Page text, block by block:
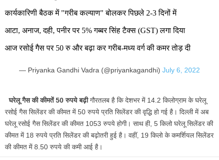
कार्यकारिणी बैठक में "गरीब कल्याण" बोलकर पिछले 2-3 दिनों में
आटा, अनाज, दही, पनीर पर 5% गब्बर सिंह टैक्स (GST) लगा दिया
आज रसोई गैस पर 50 रु और बढ़ा कर गरीब-मध्य वर्ग की कमर तोड़ दी
— Priyanka Gandhi Vadra (@priyankagandhi) July 6, 2022
घरेलू गैस की कीमतें 50 रुपये बढ़ीगौरतलब है कि देशभर में 14.2 किलोग्राम के घरेलू
रसोई गैस सिलेंडर की कीमत में 50 रुपये प्रति सिलेंडर की वृद्धि हो गई है। दिल्ली में अब
घरेलू रसोई गैस सिलेंडर की कीमत 1053 रुपये होगी। साथ ही, 5 किलो घरेलू सिलेंडर की
कीमत में 18 रुपये प्रति सिलेंडर की बढ़ोतरी हुई है। वहीं, 19 किलो के कमर्शियल सिलेंडर
की कीमत में 8.50 रुपये की कमी आई है।